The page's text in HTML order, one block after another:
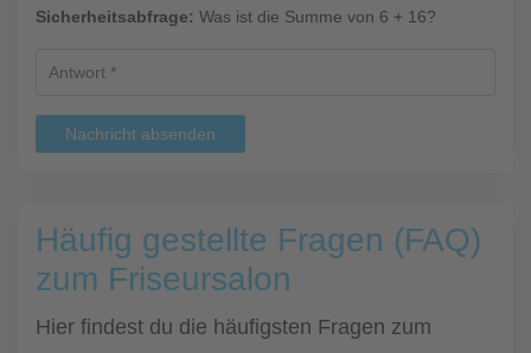
Sicherheitsabfrage: Was ist die Summe von 6 + 16?
Nachricht absenden
Häufig gestellte Fragen (FAQ)
zum Friseursalon
Hier findest du die häufigsten Fragen zum